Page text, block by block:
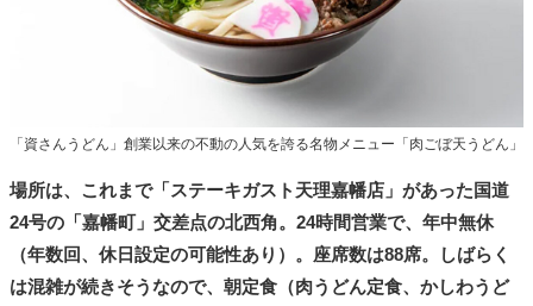
「資さんうどん」創業以来の不動の人気を誇る名物メニュー「肉ごぼ天うどん」
場所は、これまで「ステーキガスト天理嘉幡店」があった国道
24号の「嘉幡町」交差点の北西角。24時間営業で、年中無休
（年数回、休日設定の可能性あり）。座席数は88席。しばらく
は混雑が続きそうなので、朝定食（肉うどん定食、かしわうど